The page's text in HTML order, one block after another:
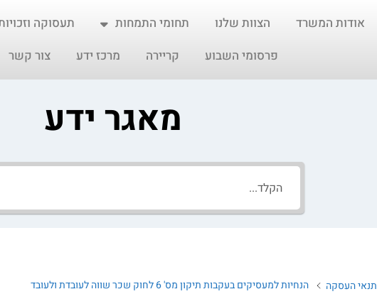
אודות המשרד הצוות שלנו תחומי התמחות תעסוקה
פרסומי השבוע
קריירה מרכז ידע צור קשר
מאגר ידע
תנאי העסקה הנחיות למעסיקים בעקבות תיקון מס' 6 לחוק שכר שווה לעובדת ולעובד